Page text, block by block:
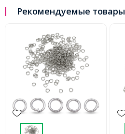
Рекомендуемые товары